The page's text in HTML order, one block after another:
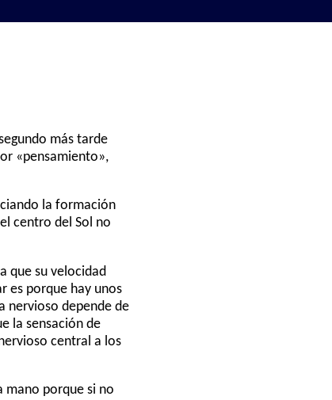
más tarde
«pensamiento»,
la formación
centro del Sol no
que su velocidad
es porque hay unos
nervioso depende de
la sensación de
central a los
mano porque si no